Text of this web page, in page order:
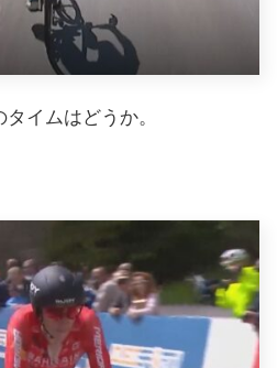
イムはどうか。